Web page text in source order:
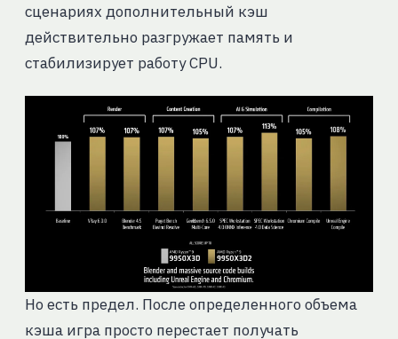
сценариях дополнительный кэш
действительно разгружает память и
стабилизирует работу CPU.
Но есть предел. После определенного объема
кэша игра просто перестает получать